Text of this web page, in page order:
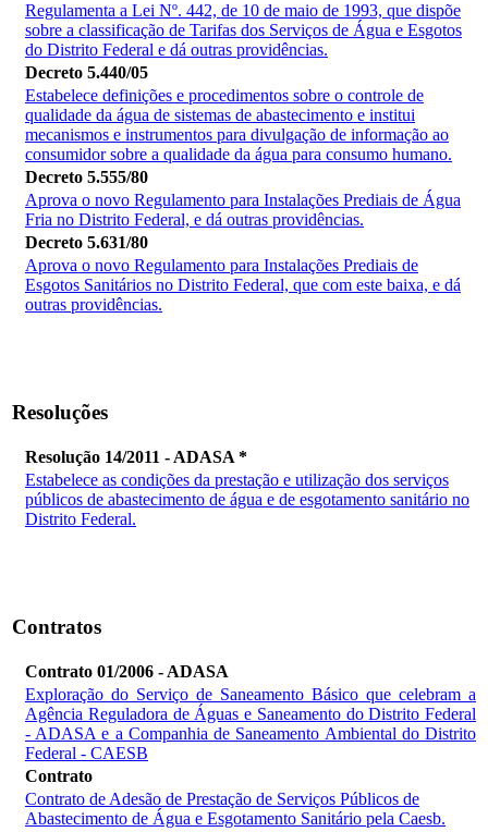
Regulamenta a Lei Nº. 442, de 10 de maio de 1993, que dispõe
sobre a classificação de Tarifas dos Serviços de Água e Esgotos
do Distrito Federal e dá outras providências.
Decreto 5.440/05
Estabelece definições e procedimentos sobre o controle de
qualidade da água de sistemas de abastecimento e institui
mecanismos e instrumentos para divulgação de informação ao
consumidor sobre a qualidade da água para consumo humano.
Decreto 5.555/80
Aprova o novo Regulamento para Instalações Prediais de Água
Fria no Distrito Federal, e dá outras providências.
Decreto 5.631/80
Aprova o novo Regulamento para Instalações Prediais de
Esgotos Sanitários no Distrito Federal, que com este baixa, e dá
outras providências.
Resoluções
Resolução 14/2011 - ADASA *
Estabelece as condições da prestação e utilização dos serviços
públicos de abastecimento de água e de esgotamento sanitário no
Distrito Federal.
Contratos
Contrato 01/2006 - ADASA
Exploração do Serviço de Saneamento Básico que celebram a
Agência Reguladora de Águas e Saneamento do Distrito Federal
- ADASA e a Companhia de Saneamento Ambiental do Distrito
Federal - CAESB
Contrato
Contrato de Adesão de Prestação de Serviços Públicos de
Abastecimento de Água e Esgotamento Sanitário pela Caesb.